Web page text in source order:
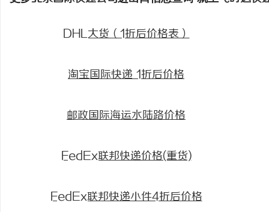
DHL大货（1折后价格表）
淘宝国际快递 1折后价格
邮政国际海运水陆路价格
FedEx联邦快递价格(重货)
FedEx联邦快递小件4折后价格